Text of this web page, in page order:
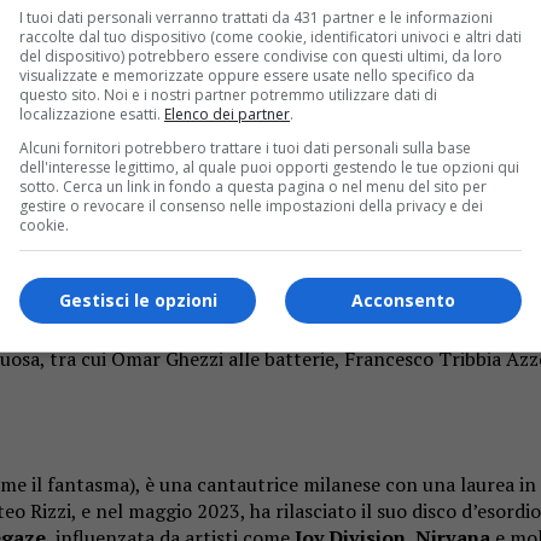
percorso artistico di CASX, un progetto musicale che
il tema delicato dell’amore passato e della volontà
CASX intende esorcizzare i dolori e gli spettri dell’amore
simbolico, creando uno spazio per ricominciare.
e Matteo Rizzi, noto come
Forse Danzica. La scrittura di
alle sfumature shoegaze.
tra cui Omar Ghezzi alle batterie, Francesco Tribbia
il fantasma), è una cantautrice milanese con una laurea
e nel maggio 2023, ha rilasciato il suo disco
I tuoi dati personali verranno trattati da 431 partner e le informazioni
raccolte dal tuo dispositivo (come cookie, identificatori univoci e altri dati
del dispositivo) potrebbero essere condivise con questi ultimi, da loro
visualizzate e memorizzate oppure essere usate nello specifico da
questo sito. Noi e i nostri partner potremmo utilizzare dati di
localizzazione esatti. Elenco dei partner.
Alcuni fornitori potrebbero trattare i tuoi dati personali sulla base
dell'interesse legittimo, al quale puoi opporti gestendo le tue opzioni qui
sotto. Cerca un link in fondo a questa pagina o nel menu del sito per
gestire o revocare il consenso nelle impostazioni della privacy e dei
cookie.
Acconsento
Gestisci le opzioni